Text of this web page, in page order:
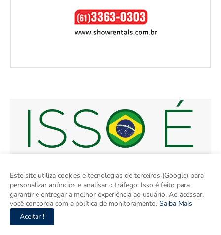
Este site utiliza cookies e tecnologias de terceiros (Google) para
personalizar anúncios e analisar o tráfego. Isso é feito para
garantir e entregar a melhor experiência ao usuário. Ao acessar,
você concorda com a política de monitoramento. Saiba Mais
Aceitar !